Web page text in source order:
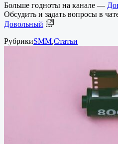
Больше годноты на канале —
Обсудить и задать вопросы в
Довольный
РубрикиSMM,Статьи